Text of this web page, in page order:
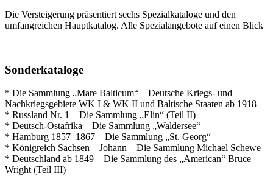
Die Versteigerung präsentiert sechs Spezialkataloge und den
umfangreichen Hauptkatalog. Alle Spezialangebote auf einen Blick
Sonderkataloge
* Die Sammlung „Mare Balticum“ – Deutsche Kriegs- und
Nachkriegsgebiete WK I & WK II und Baltische Staaten ab 1918
* Russland Nr. 1 – Die Sammlung „Elin“ (Teil II)
* Deutsch-Ostafrika – Die Sammlung „Waldersee“
* Hamburg 1857–1867 – Die Sammlung „St. Georg“
* Königreich Sachsen – Johann – Die Sammlung Michael Schewe
* Deutschland ab 1849 – Die Sammlung des „American“ Bruce
Wright (Teil III)